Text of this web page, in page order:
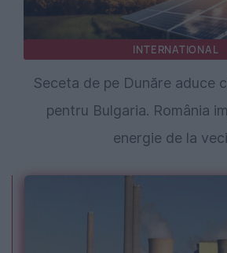
INTERNATIONAL
Seceta de pe Dunăre aduce
pentru Bulgaria. România
energie de la